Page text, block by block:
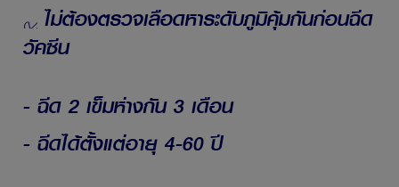
ไม่ต้องตรวจเลือดหาระดับภูมิคุ้มกันก่อนฉีด
วัคซีน
- ฉีด 2 เข็มห่างกัน 3 เดือน
- ฉีดได้ตั้งแต่อายุ 4-60 ปี